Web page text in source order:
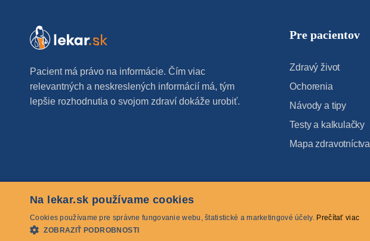
Pacient má právo na informácie. Čím viac
relevantných a neskreslených informácií má, tým
lepšie rozhodnutia o svojom zdraví dokáže urobiť.
Pre pacientov
Zdravý život
Ochorenia
Návody a tipy
Testy a kalkulačky
Mapa zdravotníctva
© 2026 lekar.sk Všetky práva vyhradené
Na lekar.sk používame cookies
Cookies používame pre správne fungovanie webu, štatistické a marketingové účely. Prečítať viac
ZOBRAZIŤ PODROBNOSTI